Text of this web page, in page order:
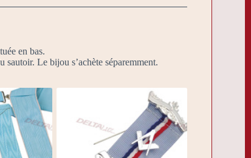
en bas.
Le bijou s’achète séparemment.